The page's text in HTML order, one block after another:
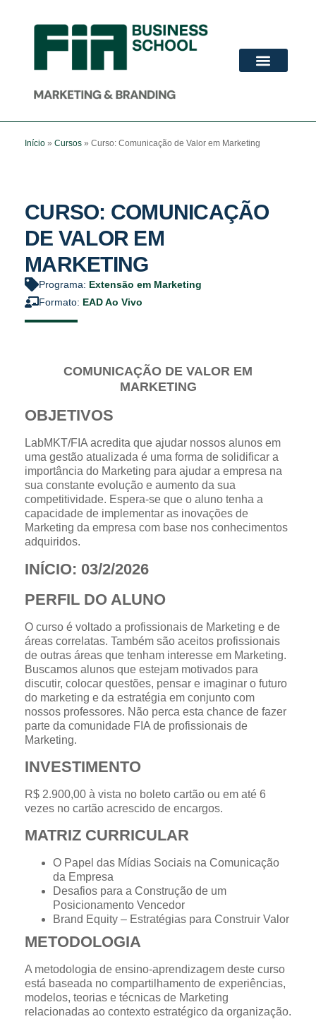
Início » Cursos » Curso: Comunicação de Valor em Marketing
CURSO: COMUNICAÇÃO
DE VALOR EM
MARKETING
Programa: Extensão em Marketing
Formato: EAD Ao Vivo
COMUNICAÇÃO DE VALOR EM
MARKETING
OBJETIVOS
LabMKT/FIA acredita que ajudar nossos alunos em
uma gestão atualizada é uma forma de solidificar a
importância do Marketing para ajudar a empresa na
sua constante evolução e aumento da sua
competitividade. Espera-se que o aluno tenha a
capacidade de implementar as inovações de
Marketing da empresa com base nos conhecimentos
adquiridos.
INÍCIO: 03/2/2026
PERFIL DO ALUNO
O curso é voltado a profissionais de Marketing e de
áreas correlatas. Também são aceitos profissionais
de outras áreas que tenham interesse em Marketing.
Buscamos alunos que estejam motivados para
discutir, colocar questões, pensar e imaginar o futuro
do marketing e da estratégia em conjunto com
nossos professores. Não perca esta chance de fazer
parte da comunidade FIA de profissionais de
Marketing.
INVESTIMENTO
R$ 2.900,00 à vista no boleto cartão ou em até 6
vezes no cartão acrescido de encargos.
MATRIZ CURRICULAR
O Papel das Mídias Sociais na Comunicação
da Empresa
Desafios para a Construção de um
Posicionamento Vencedor
Brand Equity – Estratégias para Construir Valor
METODOLOGIA
A metodologia de ensino-aprendizagem deste curso
está baseada no compartilhamento de experiências,
modelos, teorias e técnicas de Marketing
relacionadas ao contexto estratégico da organização.